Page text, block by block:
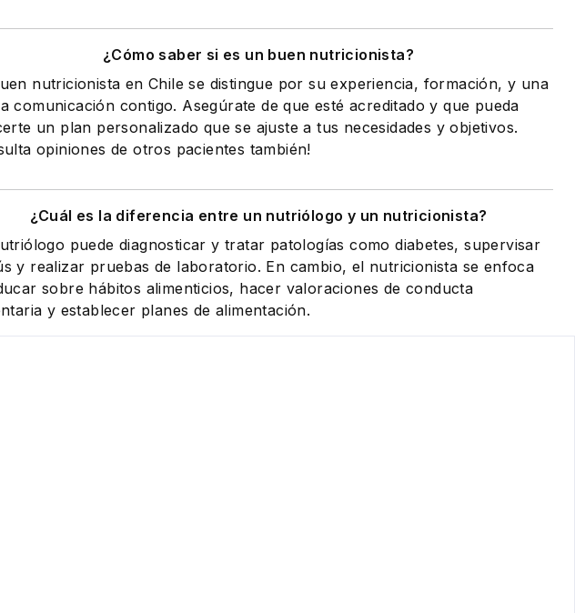
¿Cómo saber si es un buen nutricionista?
nutricionista en Chile se distingue por su experiencia, formación, y una
comunicación contigo. Asegúrate de que esté acreditado y que pueda
un plan personalizado que se ajuste a tus necesidades y objetivos.
opiniones de otros pacientes también!
¿Cuál es la diferencia entre un nutriólogo y un nutricionista?
puede diagnosticar y tratar patologías como diabetes, supervisar
y realizar pruebas de laboratorio. En cambio, el nutricionista se enfoca
sobre hábitos alimenticios, hacer valoraciones de conducta
y establecer planes de alimentación.